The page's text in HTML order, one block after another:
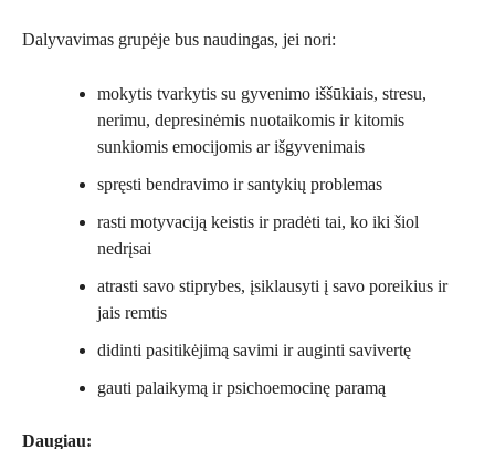
Dalyvavimas grupėje bus naudingas, jei nori:
mokytis tvarkytis su gyvenimo iššūkiais, stresu,
nerimu, depresinėmis nuotaikomis ir kitomis
sunkiomis emocijomis ar išgyvenimais
spręsti bendravimo ir santykių problemas
rasti motyvaciją keistis ir pradėti tai, ko iki šiol
nedrįsai
atrasti savo stiprybes, įsiklausyti į savo poreikius ir
jais remtis
didinti pasitikėjimą savimi ir auginti savivertę
gauti palaikymą ir psichoemocinę paramą
Daugiau: